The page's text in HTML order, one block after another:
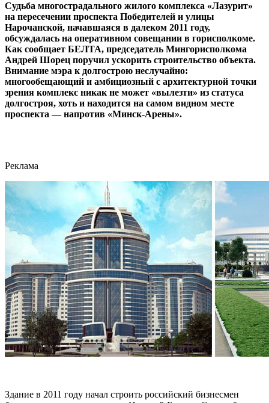
Судьба многострадального жилого комплекса «Лазурит»
на пересечении проспекта Победителей и улицы
Нарочанской, начавшаяся в далеком 2011 году,
обсуждалась на оперативном совещании в горисполкоме.
Как сообщает БЕЛТА, председатель Мингорисполкома
Андрей Шорец поручил ускорить строительство объекта.
Внимание мэра к долгострою неслучайно:
многообещающий и амбициозный с архитектурной точки
зрения комплекс никак не может «вылезти» из статуса
долгостроя, хоть и находится на самом видном месте
проспекта — напротив «Минск-Арены».
Реклама
Здание в 2011 году начал строить российский бизнесмен